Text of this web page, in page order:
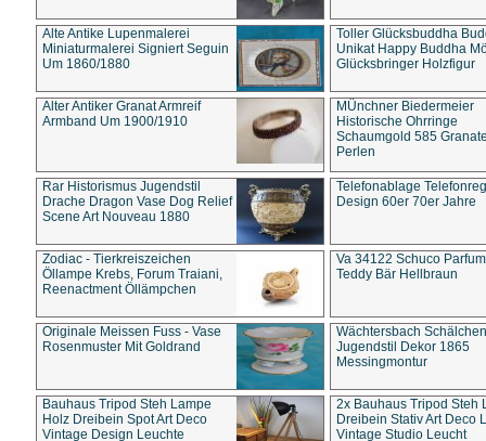
Alte Antike Lupenmalerei
Miniaturmalerei Signiert Seguin
Um 1860/1880
Toller Glücksbuddha
Unikat Happy Buddha
Glücksbringer Holzfigur
Alter Antiker Granat Armreif
Armband Um 1900/1910
MÜnchner Biedermeier
Historische Ohrringe
Schaumgold 585
Perlen
Rar Historismus Jugendstil
Drache Dragon Vase Dog Relief
Scene Art Nouveau 1880
Telefonablage
Design 60er 70er Jahre
Zodiac - Tierkreiszeichen
Öllampe Krebs, Forum Traiani,
Reenactment Öllämpchen
Va 34122 Schuco
Teddy Bär Hellbraun
Originale Meissen Fuss - Vase
Rosenmuster Mit Goldrand
Wächtersbach Schälchen
Jugendstil Dekor 1865
Messingmontur
Bauhaus Tripod Steh Lampe
Holz Dreibein Spot Art Deco
Vintage Design Leuchte
2x Bauhaus Tripod Steh
Dreibein Stativ Art Deco
Vintage Studio Leucht